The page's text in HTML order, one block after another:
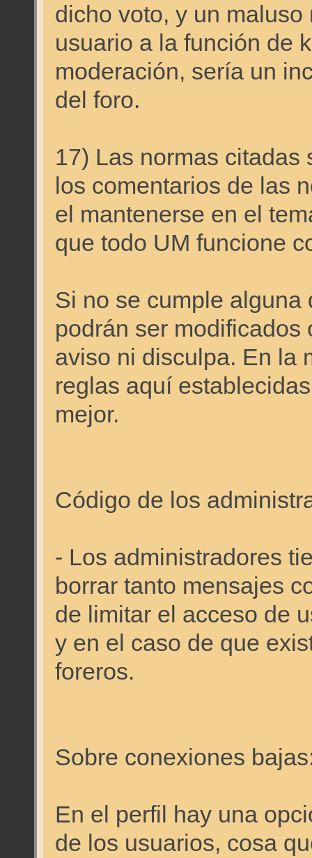
dicho voto, y un
usuario a la función de
moderación, sería un
del foro.
17) Las normas citadas
los comentarios de las
el mantenerse en el
que todo UM funcione
Si no se cumple
podrán ser
aviso ni disculpa. En la
reglas aquí
mejor.
Código de los
- Los administradores
borrar tanto mensajes
de limitar el acceso de
y en el caso de que
foreros.
Sobre conexiones
En el perfil hay una
de los usuarios, cosa